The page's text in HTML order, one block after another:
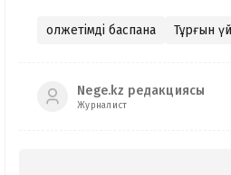
Қолжетімді баспана Тұрғын үй
Nege.kz редакциясы
Журналист